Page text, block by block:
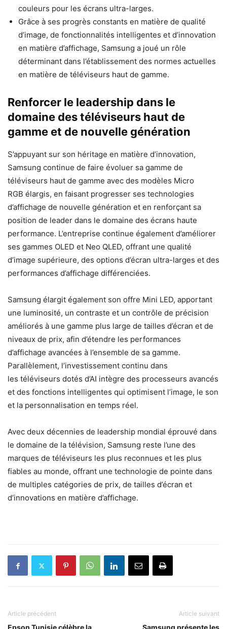
couleurs pour les écrans ultra-larges.
Grâce à ses progrès constants en matière de qualité
d’image, de fonctionnalités intelligentes et d’innovation
en matière d’affichage, Samsung a joué un rôle
déterminant dans l’établissement des normes actuelles
en matière de téléviseurs haut de gamme.
Renforcer le leadership dans le
domaine des téléviseurs haut de
gamme et de nouvelle génération
S’appuyant sur son héritage en matière d’innovation,
Samsung continue de faire évoluer sa gamme de
téléviseurs haut de gamme avec des modèles Micro
RGB élargis, en faisant progresser ses technologies
d’affichage de nouvelle génération et en renforçant sa
position de leader dans le domaine des écrans haute
performance. L’entreprise continue également d’améliorer
ses gammes OLED et Neo QLED, offrant une qualité
d’image supérieure, des options d’écran ultra-larges et des
performances d’affichage différenciées.
Samsung élargit également son offre Mini LED, apportant
une luminosité, un contraste et un contrôle de précision
améliorés à une gamme plus large de tailles d’écran et de
niveaux de prix, afin d’étendre les performances
d’affichage avancées à l’ensemble de sa gamme.
Parallèlement, l’investissement continu dans
les téléviseurs dotés d’AI intègre des processeurs avancés
et des fonctions intelligentes qui optimisent l’image, le son
et la personnalisation en temps réel.
Avec deux décennies de leadership mondial éprouvé dans
le domaine de la télévision, Samsung reste l’une des
marques de téléviseurs les plus reconnues et les plus
fiables au monde, offrant une technologie de pointe dans
de multiples catégories de prix, de tailles d’écran et
d’innovations en matière d’affichage.
Article précédent
Epson Tunisie célèbre la
Article suivant
Samsung présente les